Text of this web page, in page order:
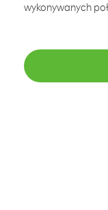
wykonywanych